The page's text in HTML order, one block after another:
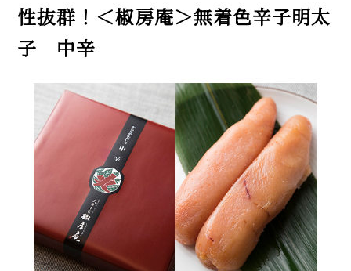
性抜群！＜椒房庵＞無着色辛子明太
子 中辛